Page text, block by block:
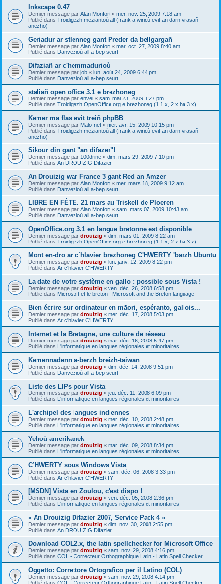
Inkscape 0.47
Dernier message par Alan Monfort « mer. nov. 25, 2009 7:18 am
Publié dans Troidigezh meziantoù all (frank a wirioù evit an darn vrasañ
anezho)
Geriadur ar stlenneg gant Preder da bellgargañ
Dernier message par Alan Monfort « mar. oct. 27, 2009 8:40 am
Publié dans Danvezioù all a-bep seurt
Difaziañ ar c'hemmadurioù
Dernier message par job « lun. août 24, 2009 6:44 pm
Publié dans Danvezioù all a-bep seurt
staliañ open office 3.1 e brezhoneg
Dernier message par envel « sam. mai 23, 2009 1:27 pm
Publié dans Troidigezh OpenOffice.org e brezhoneg (1.1.x, 2.x ha 3.x)
Kemer ma flas evit treiñ phpBB
Dernier message par Malo-net « mer. avr. 15, 2009 10:15 pm
Publié dans Troidigezh meziantoù all (frank a wirioù evit an darn vrasañ
anezho)
Sikour din gant "an difazer"!
Dernier message par 100drine « dim. mars 29, 2009 7:10 pm
Publié dans An DROUIZIG Difazier
An Drouizig war France 3 gant Red an Amzer
Dernier message par Alan Monfort « mer. mars 18, 2009 9:12 am
Publié dans Danvezioù all a-bep seurt
LIBRE EN FÊTE. 21 mars au Triskell de Ploeren
Dernier message par Alan Monfort « sam. mars 07, 2009 10:43 am
Publié dans Danvezioù all a-bep seurt
OpenOffice.org 3.1 en langue bretonne est disponible
Dernier message par drouizig « dim. mars 01, 2009 8:22 am
Publié dans Troidigezh OpenOffice.org e brezhoneg (1.1.x, 2.x ha 3.x)
Mont en-dro ar c´hlavier brezhoneg C'HWERTY 'barzh Ubuntu
Dernier message par drouizig « lun. janv. 12, 2009 8:22 pm
Publié dans Ar c'hlavier C'HWERTY
La date de votre système en gallo : possible sous Vista !
Dernier message par drouizig « ven. déc. 26, 2008 6:58 pm
Publié dans Microsoft et le breton - Microsoft and the Breton language
Bien écrire sur ordinateur en māori, espéranto, gallois...
Dernier message par drouizig « mer. déc. 17, 2008 5:03 pm
Publié dans Ar c'hlavier C'HWERTY
Internet et la Bretagne, une culture de réseau
Dernier message par drouizig « mar. déc. 16, 2008 5:47 pm
Publié dans L'informatique en langues régionales et minoritaires
Kemennadenn a-berzh breizh-taiwan
Dernier message par drouizig « dim. déc. 14, 2008 9:51 pm
Publié dans Danvezioù all a-bep seurt
Liste des LIPs pour Vista
Dernier message par drouizig « jeu. déc. 11, 2008 6:09 pm
Publié dans L'informatique en langues régionales et minoritaires
L'archipel des langues indiennes
Dernier message par drouizig « mer. déc. 10, 2008 2:48 pm
Publié dans L'informatique en langues régionales et minoritaires
Yehoù amerikanek
Dernier message par drouizig « mar. déc. 09, 2008 8:34 pm
Publié dans L'informatique en langues régionales et minoritaires
C’HWERTY sous Windows Vista
Dernier message par drouizig « sam. déc. 06, 2008 3:33 pm
Publié dans Ar c'hlavier C'HWERTY
[MSDN] Vista en Zoulou, c'est dispo !
Dernier message par drouizig « ven. déc. 05, 2008 2:36 pm
Publié dans L'informatique en langues régionales et minoritaires
« An Drouizig Difazier 2007, Service Pack 4 »
Dernier message par drouizig « dim. nov. 30, 2008 2:55 pm
Publié dans An DROUIZIG Difazier
Download COL2.x, the latin spellchecker for Microsoft Office
Dernier message par drouizig « sam. nov. 29, 2008 4:16 pm
Publié dans COL - Correcteur Orthographique Latin - Latin Spell Checker
Oggetto: Correttore Ortografico per il Latino (COL)
Dernier message par drouizig « sam. nov. 29, 2008 4:14 pm
Publié dans COL - Correcteur Orthographique Latin - Latin Spell Checker